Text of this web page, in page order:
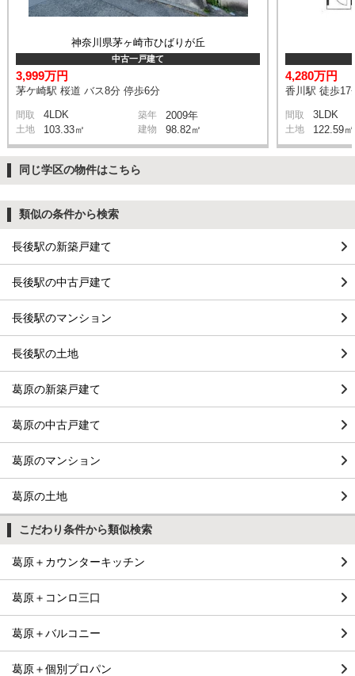
神奈川県茅ヶ崎市ひばりが丘
中古一戸建て
3,999万円
茅ケ崎駅 桜道 バス8分 停歩6分
間取 4LDK 築年 2009年
土地 103.33㎡ 建物 98.82㎡
4,280万円
香川駅 徒歩17
間取 3LDK
土地 122.59㎡
同じ学区の物件はこちら
類似の条件から検索
長後駅の新築戸建て
長後駅の中古戸建て
長後駅のマンション
長後駅の土地
葛原の新築戸建て
葛原の中古戸建て
葛原のマンション
葛原の土地
こだわり条件から類似検索
葛原＋カウンターキッチン
葛原＋コンロ三口
葛原＋バルコニー
葛原＋個別プロパン